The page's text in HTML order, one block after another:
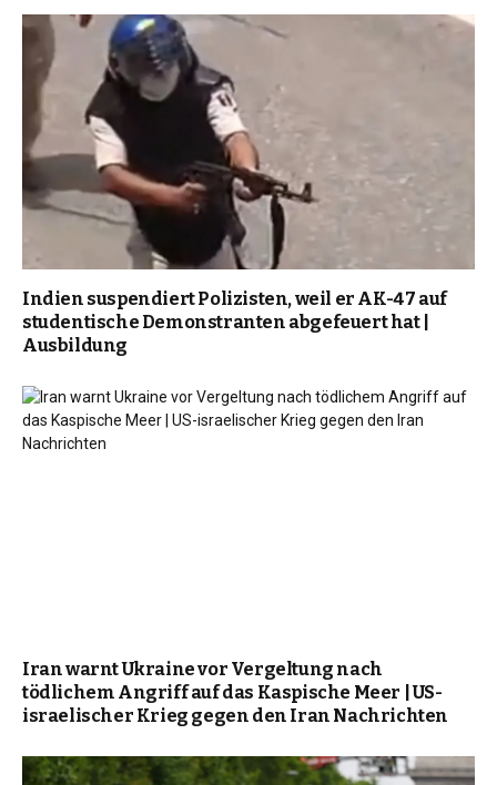
Indien suspendiert Polizisten, weil er AK-47 auf
studentische Demonstranten abgefeuert hat |
Ausbildung
Iran warnt Ukraine vor Vergeltung nach
tödlichem Angriff auf das Kaspische Meer | US-
israelischer Krieg gegen den Iran Nachrichten